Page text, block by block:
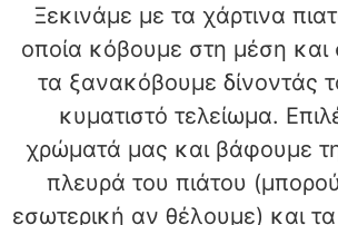
Ξεκινάμε με τα χάρτινα
οποία κόβουμε στη μέση και
τα ξανακόβουμε δίνοντάς
κυματιστό τελείωμα.
χρώματά μας και βάφουμε
πλευρά του πιάτου
εσωτερική αν θέλουμε) και